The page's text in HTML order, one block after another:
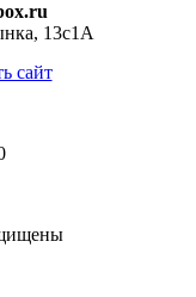
13с1А
сайт